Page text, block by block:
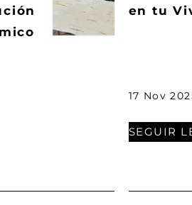
en tu
17 Nov
SEGUIR